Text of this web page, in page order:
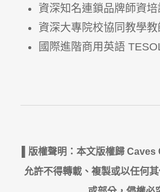
資深知名連鎖品牌師資培
資深大專院校協同教學教
國際進階商用英語
▌版權聲明：本文版權歸
允許不得轉載、複製或以任何